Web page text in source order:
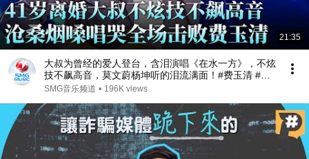
21:35
大叔为曾经的爱人登台，含泪演唱《在水一方》，不炫
技不飙高音，莫文蔚杨坤听的泪流满面！#费玉清 #任
柏儒 #天籁之战1 精华版 clip
SMG音乐频道 • 196K views